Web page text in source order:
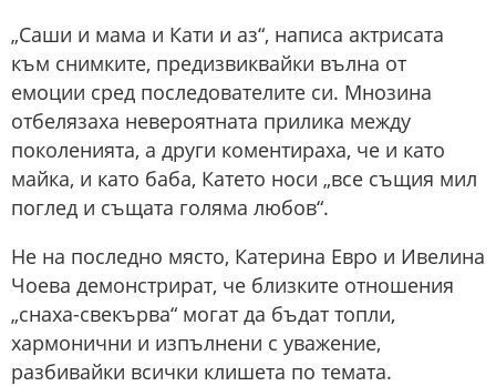
„Саши и мама и Кати и аз“, написа актрисата
към снимките, предизвиквайки вълна от
емоции сред последователите си. Мнозина
отбелязаха невероятната прилика между
поколенията, а други коментираха, че и като
майка, и като баба, Катето носи „все същия мил
поглед и същата голяма любов“.
Не на последно място, Катерина Евро и Ивелина
Чоева демонстрират, че близките отношения
„снаха-свекърва“ могат да бъдат топли,
хармонични и изпълнени с уважение,
разбивайки всички клишета по темата.